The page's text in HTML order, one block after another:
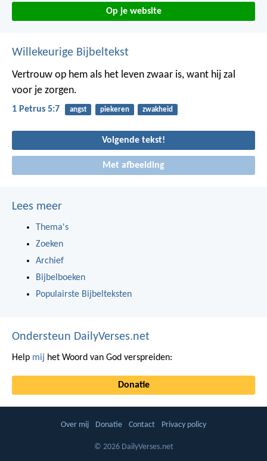
Op je website
Willekeurige Bijbeltekst
Vertrouw op hem als het leven zwaar is, want hij zal
voor je zorgen.
1 Petrus 5:7 angst piekeren zwakheid
Volgende tekst!
Met afbeelding
Lees meer
Thema's
Zoeken
Archief
Bijbelboeken
Populairste Bijbelteksten
Ondersteun DailyVerses.net
Help mij het Woord van God verspreiden:
Donatie
Over mij Donatie Contact Privacy policy
© 2026 DailyVerses.net